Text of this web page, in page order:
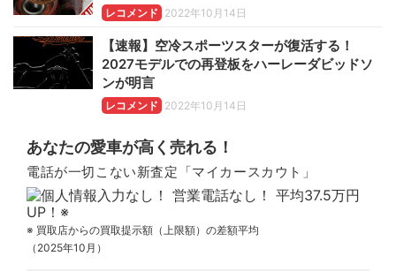
レコメンド 2022年10月14日
【速報】空冷スポーツスターが復活する！
2027モデルでの再登板をハーレーダビッドソ
ンが明言
レコメンド 2022年10月14日
あなたの愛車が高く売れる！
電話が一切こない新査定「マイカースカウト」
※ 買取店からの買取提示額（上限額）の差額平均
（2025年10月）